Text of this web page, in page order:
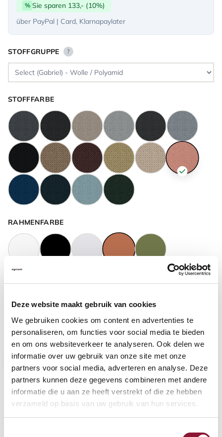
Deze website maakt gebruik van cookies
We gebruiken cookies om content en advertenties te
personaliseren, om functies voor social media te bieden
en om ons websiteverkeer te analyseren. Ook delen we
informatie over uw gebruik van onze site met onze
partners voor social media, adverteren en analyse. Deze
partners kunnen deze gegevens combineren met andere
informatie die u aan ze heeft verstrekt of die ze hebben
verzameld op basis van uw gebruik van hun services.
% Sie sparen 133,- (10%)
über PayPal | Card, Klarnapaylater
STOFFGRUPPE ?
STOFFFARBE
RAHMENFARBE
GASFEDERHÖHE
BODENKONTAKT
FUSSRING ?